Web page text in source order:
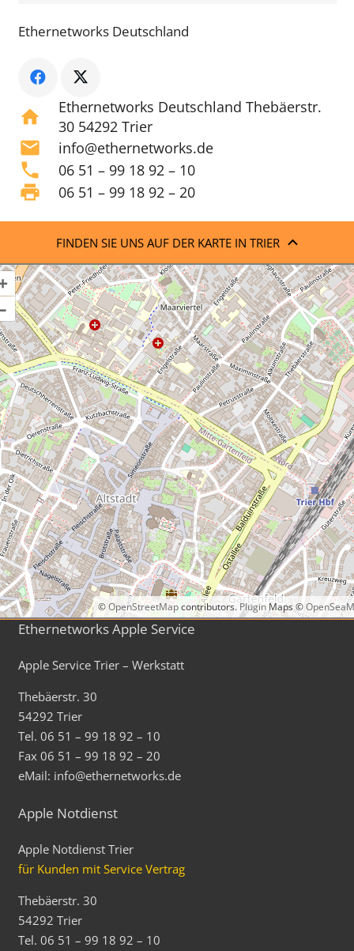
Ethernetworks Deutschland
home
Ethernetworks Deutschland Thebäerstr.
30 54292 Trier
mail info@ethernetworks.de
phone 06 51 – 99 18 92 – 10
print 06 51 – 99 18 92 – 20
FINDEN SIE UNS AUF DER KARTE IN TRIER
©OpenStreetMapcontributors.Plugin Maps ©
Ethernetworks Apple Service
Apple Service Trier – Werkstatt
Thebäerstr. 30
54292 Trier
Tel. 06 51 – 99 18 92 – 10
Fax 06 51 – 99 18 92 – 20
eMail: info@ethernetworks.de
Apple Notdienst
Apple Notdienst Trier
für Kunden mit Service Vertrag
Thebäerstr. 30
54292 Trier
Tel. 06 51 – 99 18 92 – 10